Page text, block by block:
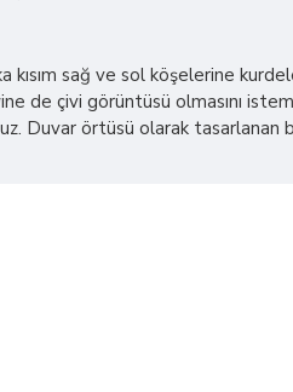
kısım sağ ve sol köşelerine
de çivi görüntüsü olmasını
Duvar örtüsü olarak tasarlanan